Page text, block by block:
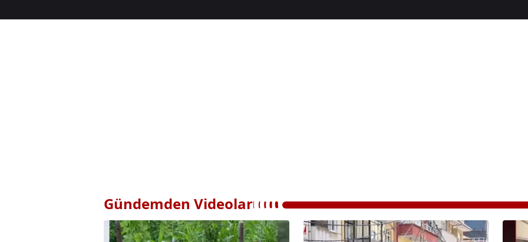
Gündemden Videolar